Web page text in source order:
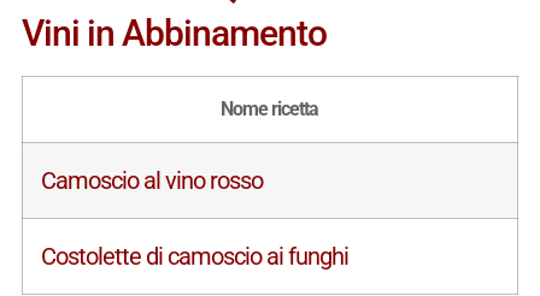
Vini in Abbinamento
Nome ricetta
Camoscio al vino rosso
Costolette di camoscio ai funghi